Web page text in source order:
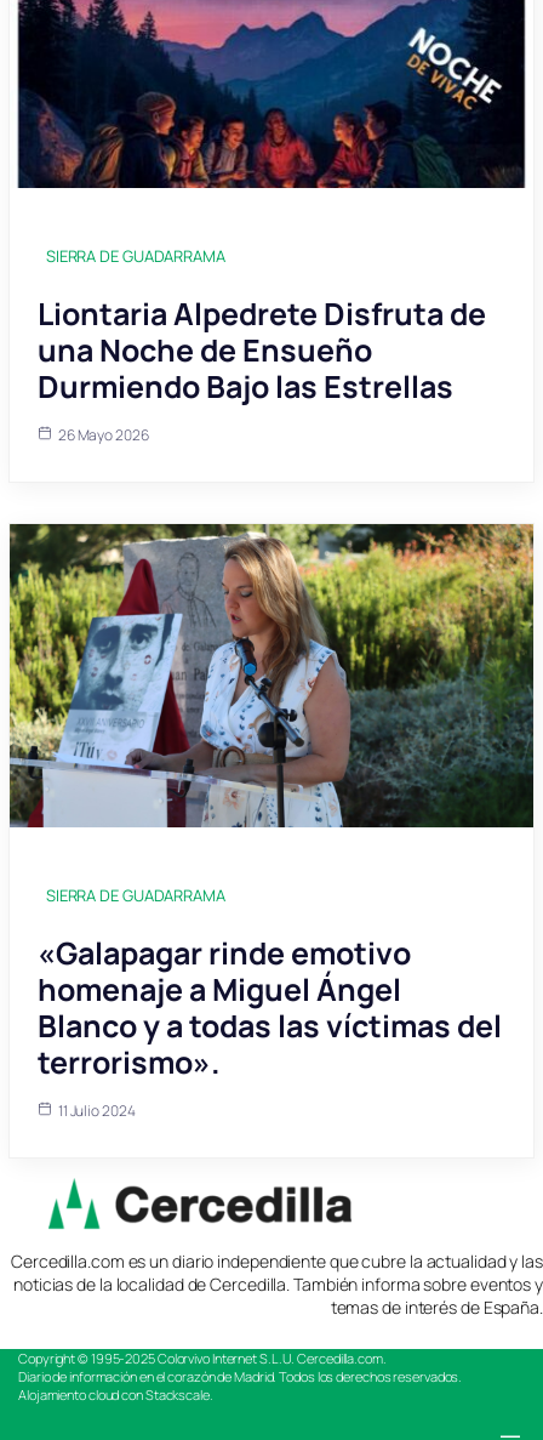
SIERRA DE GUADARRAMA
Liontaria Alpedrete Disfruta de
una Noche de Ensueño
Durmiendo Bajo las Estrellas
26 Mayo 2026
SIERRA DE GUADARRAMA
«Galapagar rinde emotivo
homenaje a Miguel Ángel
Blanco y a todas las víctimas del
terrorismo».
11 Julio 2024
Cercedilla.com es un diario independiente que cubre la actualidad y las
noticias de la localidad de Cercedilla. También informa sobre eventos y
temas de interés de España.
Copyright © 1995-2025Colorvivo Internet S.L.U. Cercedilla.com.
Diario de información en el corazón de Madrid. Todos los derechos reservados.
Alojamiento cloud con Stackscale.